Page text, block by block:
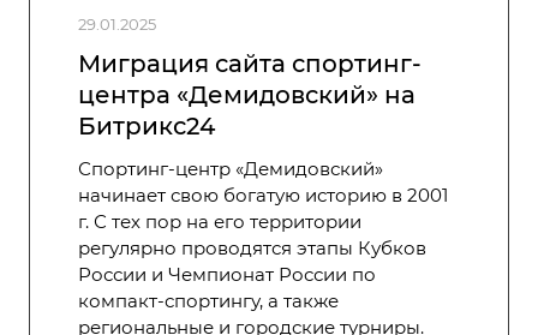
29.01.2025
Миграция сайта спортинг-
центра «Демидовский» на
Битрикс24
Спортинг-центр «Демидовский»
начинает свою богатую историю в 2001
г. С тех пор на его территории
регулярно проводятся этапы Кубков
России и Чемпионат России по
компакт-спортингу, а также
региональные и городские турниры.